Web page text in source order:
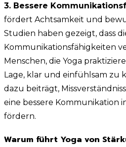
3. Bessere
fördert Achtsamkeit und
Studien haben gezeigt, dass
Kommunikationsfähigkeiten
Menschen, die Yoga
Lage, klar und einfühlsam zu
dazu beiträgt,
eine bessere Kommunikation
fördern.
Warum führt Yoga von